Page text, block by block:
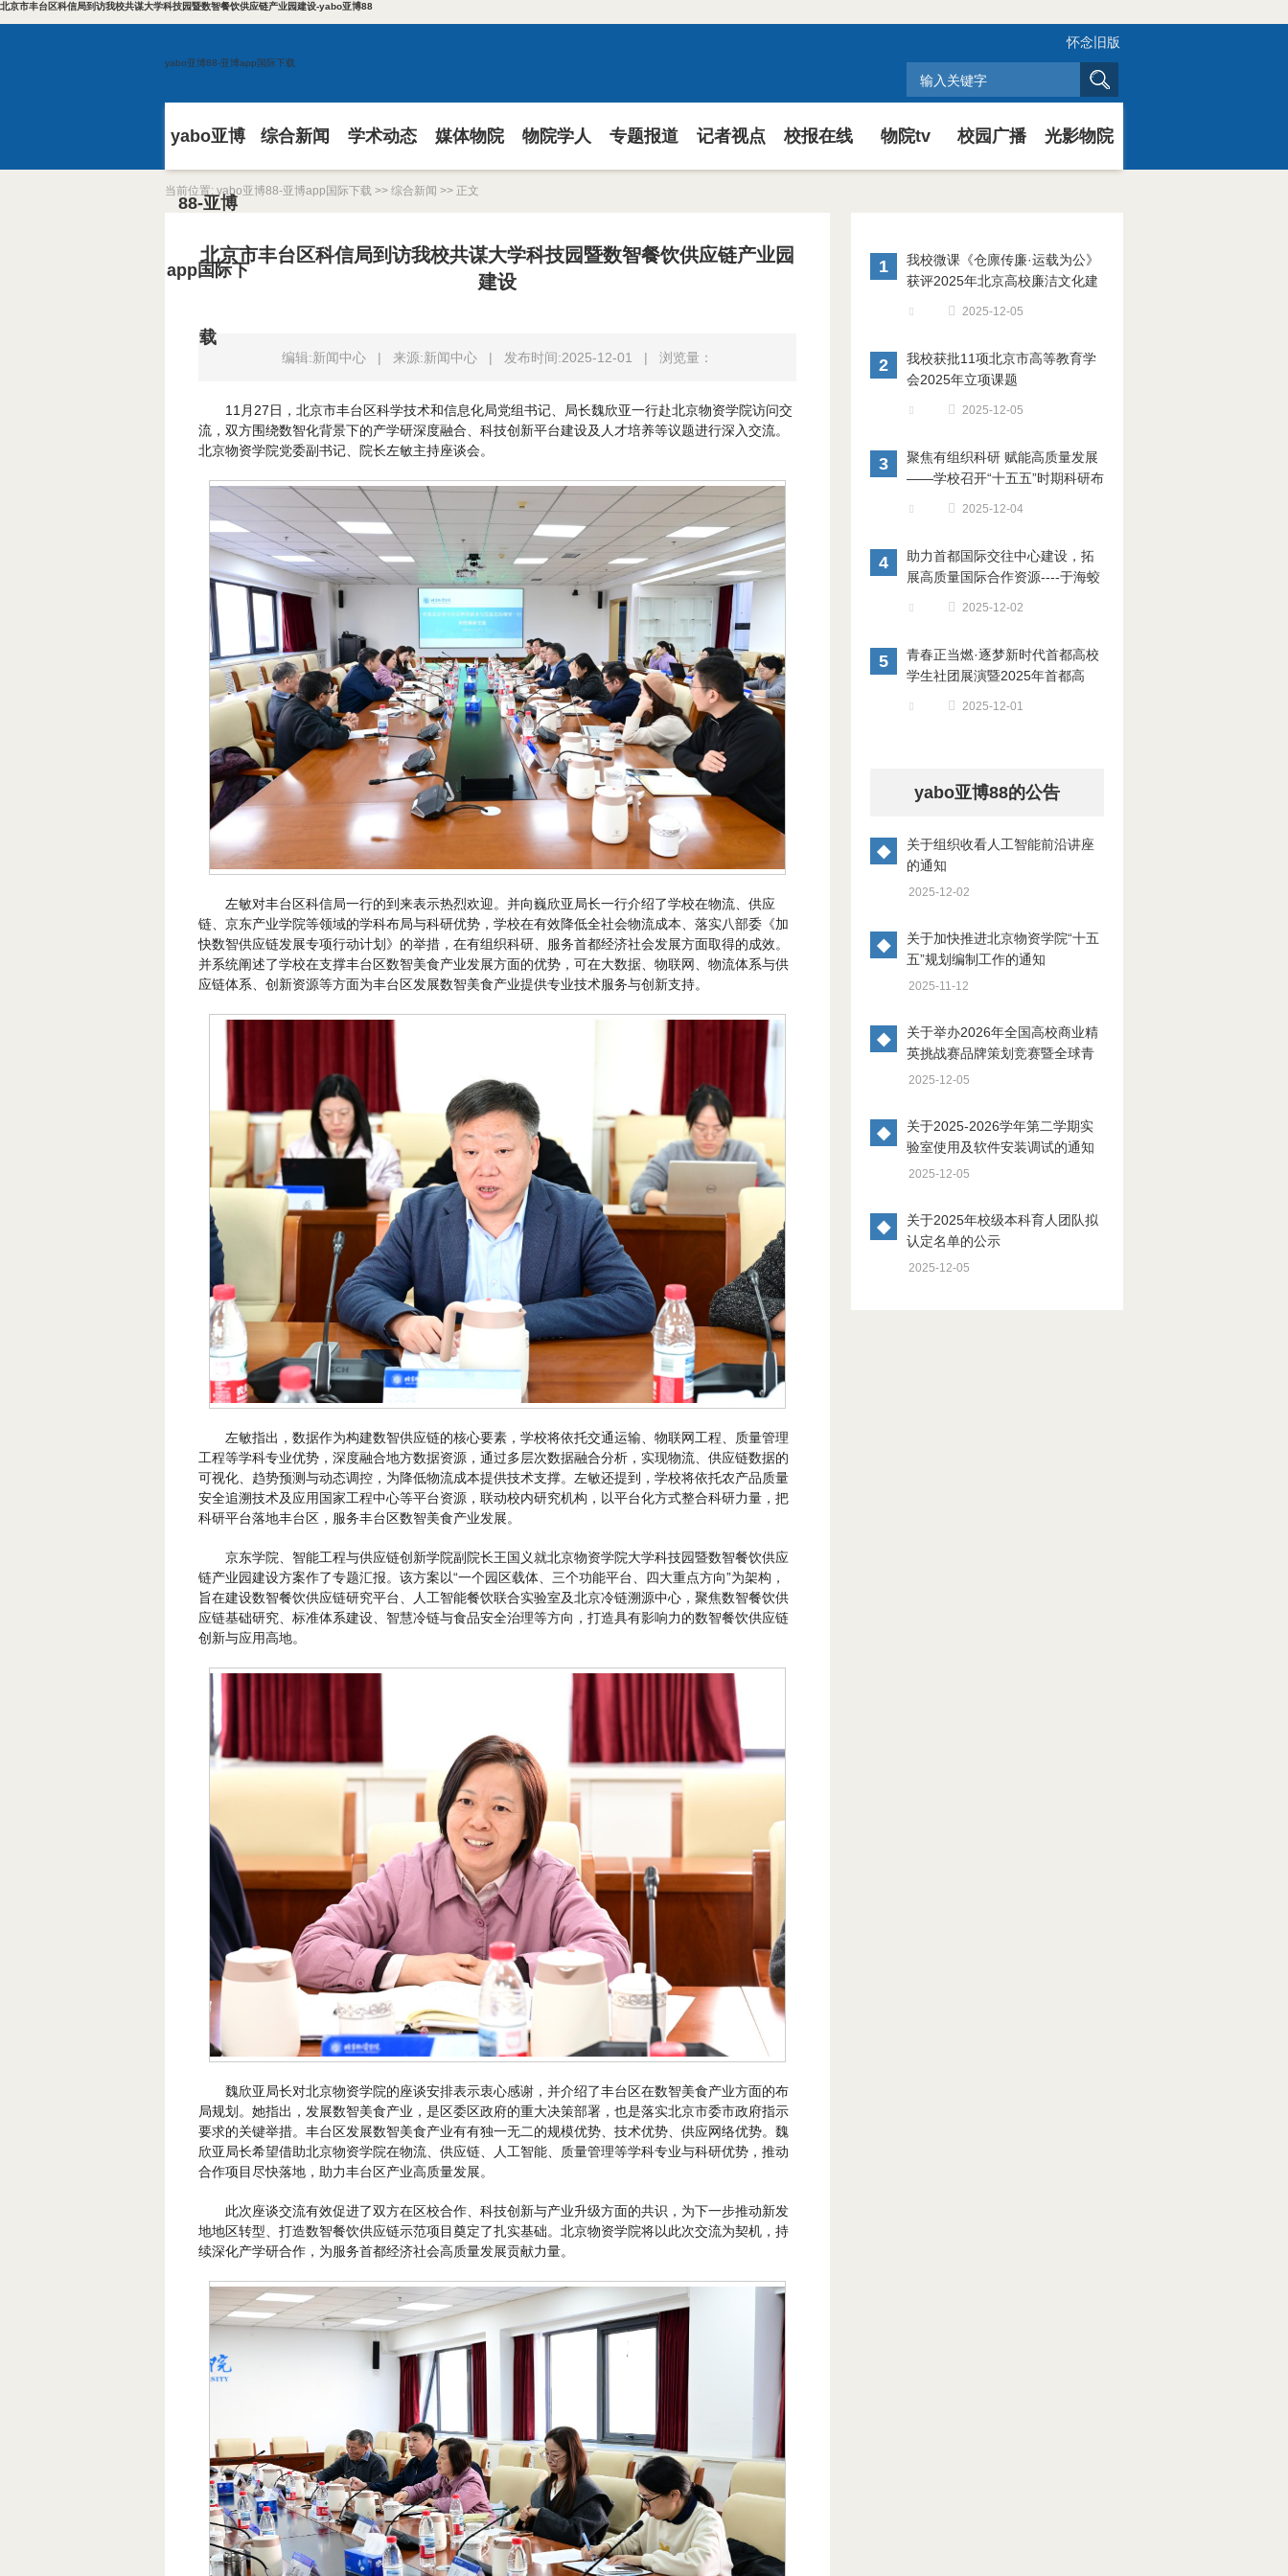
北京市丰台区科信局到访我校共谋大学科技园暨数智餐饮供应链产业园建设-yabo亚博88
yabo亚博88-亚博app国际下载
怀念旧版
yabo亚博
88-亚博
app国际下
载
综合新闻 学术动态 媒体物院 物院学人 专题报道 记者视点 校报在线 物院tv 校园广播 光影物院
当前位置: yabo亚博88-亚博app国际下载 >> 综合新闻 >> 正文
北京市丰台区科信局到访我校共谋大学科技园暨数智餐饮供应链产业园
建设
编辑:新闻中心 | 来源:新闻中心 | 发布时间:2025-12-01 | 浏览量：
11月27日，北京市丰台区科学技术和信息化局党组书记、局长魏欣亚一行赴北京物资学院访问交
流，双方围绕数智化背景下的产学研深度融合、科技创新平台建设及人才培养等议题进行深入交流。
北京物资学院党委副书记、院长左敏主持座谈会。
左敏对丰台区科信局一行的到来表示热烈欢迎。并向巍欣亚局长一行介绍了学校在物流、供应
链、京东产业学院等领域的学科布局与科研优势，学校在有效降低全社会物流成本、落实八部委《加
快数智供应链发展专项行动计划》的举措，在有组织科研、服务首都经济社会发展方面取得的成效。
并系统阐述了学校在支撑丰台区数智美食产业发展方面的优势，可在大数据、物联网、物流体系与供
应链体系、创新资源等方面为丰台区发展数智美食产业提供专业技术服务与创新支持。
左敏指出，数据作为构建数智供应链的核心要素，学校将依托交通运输、物联网工程、质量管理
工程等学科专业优势，深度融合地方数据资源，通过多层次数据融合分析，实现物流、供应链数据的
可视化、趋势预测与动态调控，为降低物流成本提供技术支撑。左敏还提到，学校将依托农产品质量
安全追溯技术及应用国家工程中心等平台资源，联动校内研究机构，以平台化方式整合科研力量，把
科研平台落地丰台区，服务丰台区数智美食产业发展。
京东学院、智能工程与供应链创新学院副院长王国义就北京物资学院大学科技园暨数智餐饮供应
链产业园建设方案作了专题汇报。该方案以“一个园区载体、三个功能平台、四大重点方向”为架构，
旨在建设数智餐饮供应链研究平台、人工智能餐饮联合实验室及北京冷链溯源中心，聚焦数智餐饮供
应链基础研究、标准体系建设、智慧冷链与食品安全治理等方向，打造具有影响力的数智餐饮供应链
创新与应用高地。
魏欣亚局长对北京物资学院的座谈安排表示衷心感谢，并介绍了丰台区在数智美食产业方面的布
局规划。她指出，发展数智美食产业，是区委区政府的重大决策部署，也是落实北京市委市政府指示
要求的关键举措。丰台区发展数智美食产业有有独一无二的规模优势、技术优势、供应网络优势。魏
欣亚局长希望借助北京物资学院在物流、供应链、人工智能、质量管理等学科专业与科研优势，推动
合作项目尽快落地，助力丰台区产业高质量发展。
此次座谈交流有效促进了双方在区校合作、科技创新与产业升级方面的共识，为下一步推动新发
地地区转型、打造数智餐饮供应链示范项目奠定了扎实基础。北京物资学院将以此次交流为契机，持
续深化产学研合作，为服务首都经济社会高质量发展贡献力量。
1
我校微课《仓廪传廉·运载为公》
获评2025年北京高校廉洁文化建
2025-12-05
2
我校获批11项北京市高等教育学
会2025年立项课题
2025-12-05
3
聚焦有组织科研 赋能高质量发展
——学校召开“十五五”时期科研布
2025-12-04
4
助力首都国际交往中心建设，拓
展高质量国际合作资源----于海蛟
2025-12-02
5
青春正当燃·逐梦新时代首都高校
学生社团展演暨2025年首都高
2025-12-01
yabo亚博88的公告
◆
关于组织收看人工智能前沿讲座
的通知
2025-12-02
◆
关于加快推进北京物资学院“十五
五”规划编制工作的通知
2025-11-12
◆
关于举办2026年全国高校商业精
英挑战赛品牌策划竞赛暨全球青
年商业挑战赛品牌策划竞赛北京
2025-12-05
◆
关于2025-2026学年第二学期实
验室使用及软件安装调试的通知
2025-12-05
◆
关于2025年校级本科育人团队拟
认定名单的公示
2025-12-05